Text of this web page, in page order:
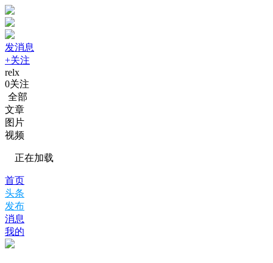
发消息
+关注
relx
0关注
全部
文章
图片
视频
正在加载
首页
头条
发布
消息
我的